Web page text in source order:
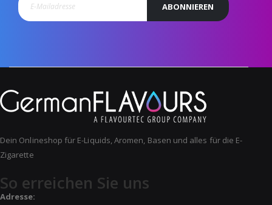
ABONNIEREN
Dein Onlineshop für E-Liquids, Aromen, Basen und alles für die E-
Zigarette
So erreichen Sie uns
Adresse: